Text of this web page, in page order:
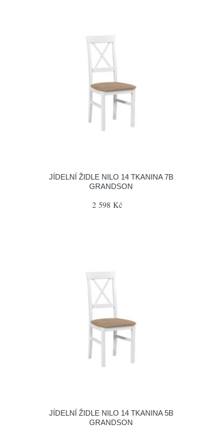
JÍDELNÍ ŽIDLE NILO 14 TKANINA 7B
GRANDSON
2 598 Kč
JÍDELNÍ ŽIDLE NILO 14 TKANINA 5B
GRANDSON